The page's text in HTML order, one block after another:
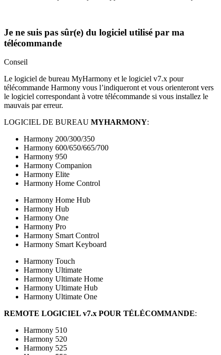
Je ne suis pas sûr(e) du logiciel utilisé par ma
télécommande
Conseil
Le logiciel de bureau MyHarmony et le logiciel v7.x pour
télécommande Harmony vous l’indiqueront et vous orienteront vers
le logiciel correspondant à votre télécommande si vous installez le
mauvais par erreur.
LOGICIEL DE BUREAU MYHARMONY:
Harmony 200/300/350
Harmony 600/650/665/700
Harmony 950
Harmony Companion
Harmony Elite
Harmony Home Control
Harmony Home Hub
Harmony Hub
Harmony One
Harmony Pro
Harmony Smart Control
Harmony Smart Keyboard
Harmony Touch
Harmony Ultimate
Harmony Ultimate Home
Harmony Ultimate Hub
Harmony Ultimate One
REMOTE LOGICIEL v7.x POUR TÉLÉCOMMANDE:
Harmony 510
Harmony 520
Harmony 525